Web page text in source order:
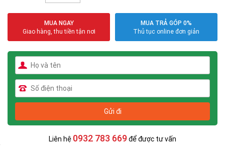
MUA NGAY
Giao hàng, thu tiền tận nơi
MUA TRẢ GÓP 0%
Thủ tục online đơn giản
Liên hệ 0932 783 669để được tư vấn